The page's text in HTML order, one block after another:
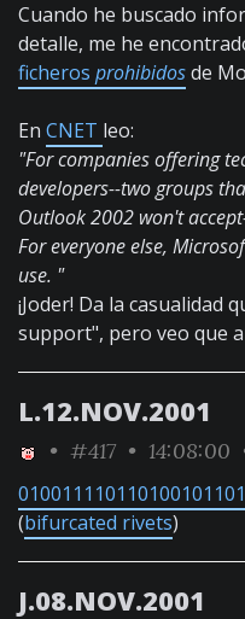
Cuando he buscado
detalle, me he
ficheros prohibidosde
En CNET leo:
"For companies offering
developers--two groups
Outlook 2002 won't
For everyone else,
use. "
¡Joder! Da la casualidad
support", pero veo que
L.12.NOV.2001
• #417 • 14:08:00
(bifurcated rivets)
J.08.NOV.2001